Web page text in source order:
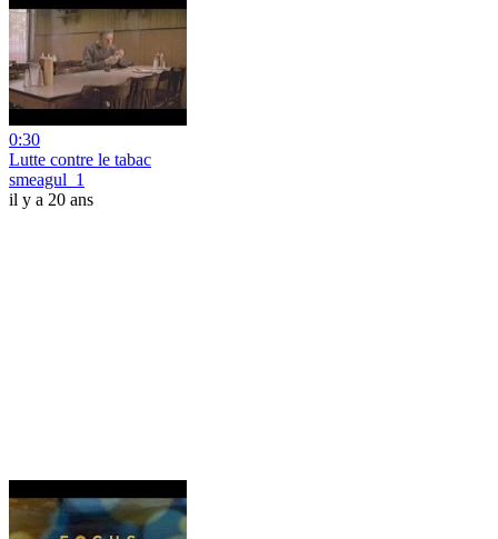
0:30
Lutte contre le tabac
smeagul_1
il y a 20 ans